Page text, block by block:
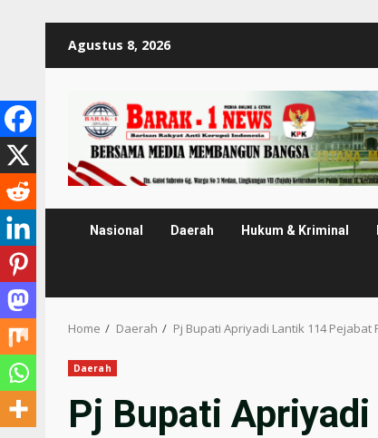
Agustus 8, 2026
Nasional Daerah Hukum & Kriminal
Home Daerah Pj Bupati Apriyadi Lantik 114 Pejabat
Daerah
Pj Bupati